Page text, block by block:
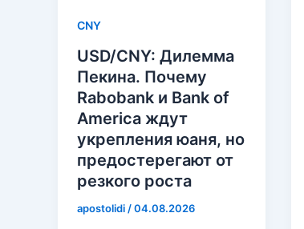
CNY
USD/CNY: Дилемма
Пекина. Почему
Rabobank и Bank of
America ждут
укрепления юаня, но
предостерегают от
резкого роста
apostolidi /04.08.2026